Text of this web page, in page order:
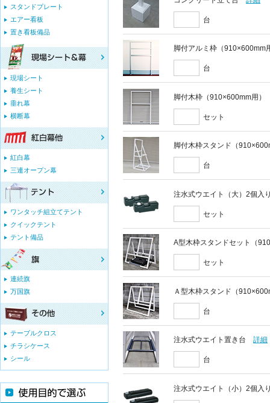
台
脚付アルミ枠（910×600mm
台
脚付木枠（910×600mm用）
セット
脚付木枠スタンド（
台
注水式ウエイト（大）2個入
セット
A型木枠スタンドセット（
セット
Ａ型木枠スタンド（
台
注水式ウエイト置き台 詳細
台
注水式ウエイト（小）2個入
スタンドプレート
エアー看板
置き看板備品
現場シート
養生シート
垂れ幕
横断幕
紅白幕
三連オープン幕
ワンタッチ組立てテント
クイックテント
テント備品
連続旗
万国旗
テーブルクロス
チラシケース
シール